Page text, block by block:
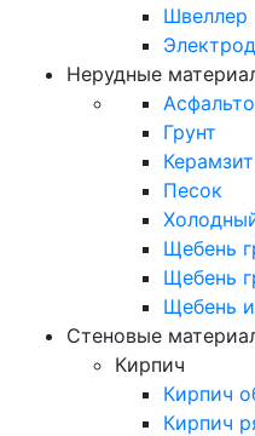
Швеллер
Нерудные
Грунт
Керамзит
Песок
Щебень
Щебень
Щебень
Стеновые
Кирпич
Кирпич
Кирпич